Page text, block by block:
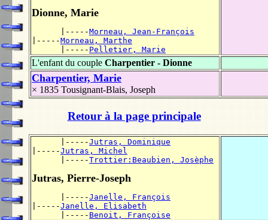
Dionne, Marie
      |-----
Morneau, Jean-François
|-----Morneau, Marthe
      |-----
Pelletier, Marie
L'enfant du couple Charpentier - Dionne
Charpentier, Marie
× 1835 Tousignant-Blais, Joseph
Retour à la page principale
      |-----
Jutras, Dominique
|-----Jutras, Michel
      |-----
Trottier:Beaubien, Josèphe
Jutras, Pierre-Joseph
      |-----
Janelle, François
|-----Janelle, Elisabeth
      |-----
Benoit, Françoise